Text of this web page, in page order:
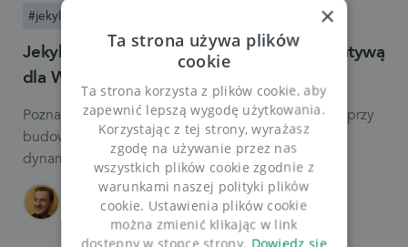
#jekyll
Jekyll, generator stron statycznych, alternatywą
dla WordPressa
Poznaj Jekylla, będącego świetnym rozwiązaniem przy
budowie stron niezawierających zbyt wielu
dynamicznych elementów.
TOMASZ PRIMKE
×
Ta strona używa plików
cookie
Ta strona korzysta z plików cookie, aby
zapewnić lepszą wygodę użytkowania.
Korzystając z tej strony, wyrażasz
zgodę na używanie przez nas
wszystkich plików cookie zgodnie z
warunkami naszej polityki plików
cookie. Ustawienia plików cookie
można zmienić klikając w link
dostępny w stopce strony. Dowiedz się